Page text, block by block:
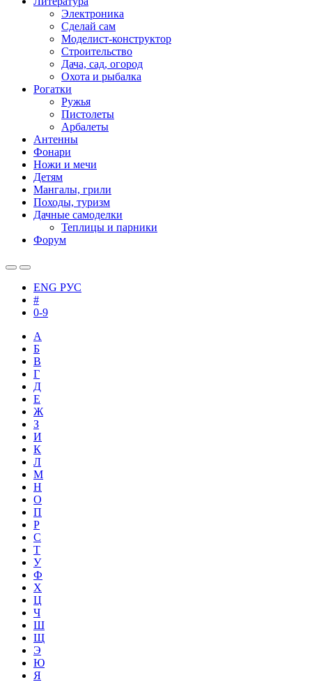
Электроника
Сделай сам
Моделист-конструктор
Строительство
Дача, сад, огород
Охота и рыбалка
Рогатки
Ружья
Пистолеты
Арбалеты
Антенны
Фонари
Ножи и мечи
Детям
Мангалы, грили
Походы, туризм
Дачные самоделки
Теплицы и парники
Форум
ENG РУС
#
0-9
А
Б
В
Г
Д
Е
Ж
З
И
К
Л
М
Н
О
П
Р
С
Т
У
Ф
Х
Ц
Ч
Ш
Щ
Э
Ю
Я